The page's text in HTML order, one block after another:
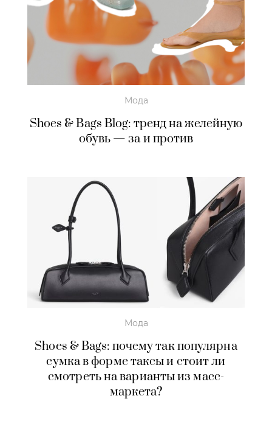
Мода
Shoes & Bags Blog: тренд на желейную
обувь — за и против
Мода
Shoes & Bags: почему так популярна
сумка в форме таксы и стоит ли
смотреть на варианты из масс-
маркета?